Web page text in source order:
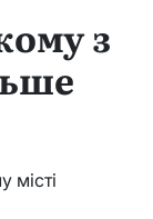
з
місті